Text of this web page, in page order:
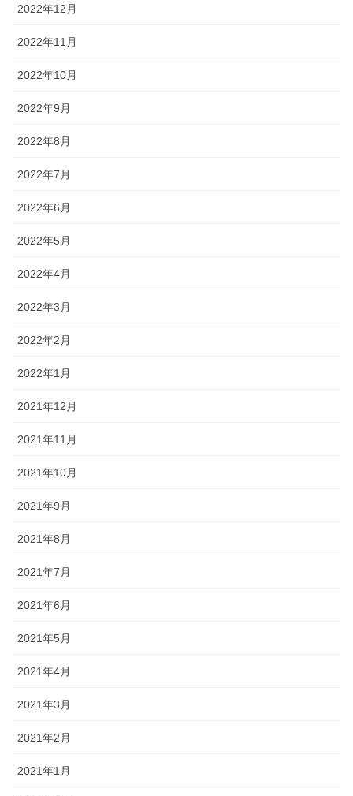
2022年12月
2022年11月
2022年10月
2022年9月
2022年8月
2022年7月
2022年6月
2022年5月
2022年4月
2022年3月
2022年2月
2022年1月
2021年12月
2021年11月
2021年10月
2021年9月
2021年8月
2021年7月
2021年6月
2021年5月
2021年4月
2021年3月
2021年2月
2021年1月